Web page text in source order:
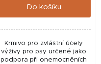
Do košíku
Krmivo pro zvláštní účely
výživy pro psy určené jako
podpora při onemocněních